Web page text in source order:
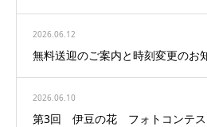
2026.06.12
無料送迎のご案内と時刻変更のお
2026.06.10
第3回 伊豆の花 フォトコンテ